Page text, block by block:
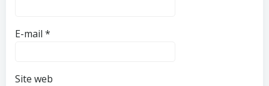
E-mail *
Site web